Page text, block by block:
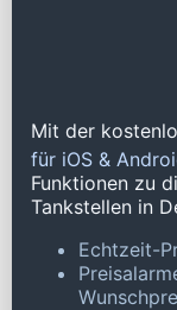
Mit der
für iOS &
Funktionen zu
Tankstellen in
Echtzeit-